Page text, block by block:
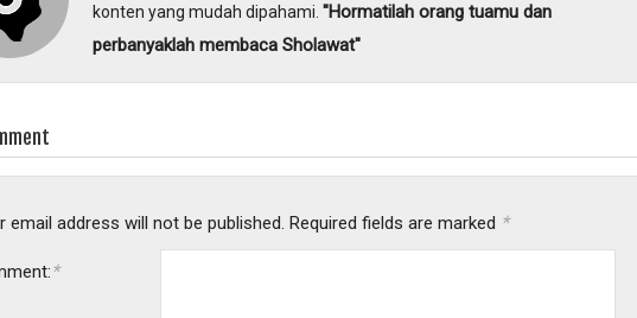
konten yang mudah dipahami. "Hormatilah orang tuamu dan
perbanyaklah membaca Sholawat"
email address will not be published. Required fields are marked *
*